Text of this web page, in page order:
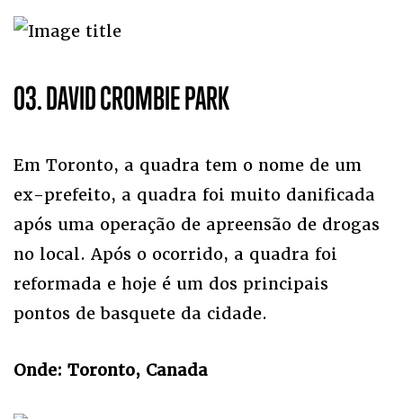
03. DAVID CROMBIE PARK
Em Toronto, a quadra tem o nome de um
ex-prefeito, a quadra foi muito danificada
após uma operação de apreensão de drogas
no local. Após o ocorrido, a quadra foi
reformada e hoje é um dos principais
pontos de basquete da cidade.
Onde: Toronto, Canada